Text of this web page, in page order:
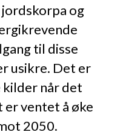
og
til disse
usikre. Det er
når det
ventet å øke
2050.